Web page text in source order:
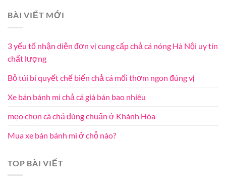
BÀI VIẾT MỚI
3 yếu tố nhận diện đơn vị cung cấp chả cá nóng Hà Nội uy tín
chất lượng
Bỏ túi bí quyết chế biến chả cá mối thơm ngon đúng vị
Xe bán bánh mì chả cá giá bán bao nhiêu
mẹo chọn cá chả đúng chuẩn ở Khánh Hòa
Mua xe bán bánh mì ở chỗ nào?
TOP BÀI VIẾT